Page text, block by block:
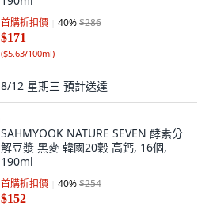
首購折扣價 40%$286
$171
($5.63/100ml)
8/12 星期三 預計送達
SAHMYOOK NATURE SEVEN 酵素分
解豆漿 黑麥 韓國20穀 高鈣, 16個,
190ml
首購折扣價 40%$254
$152